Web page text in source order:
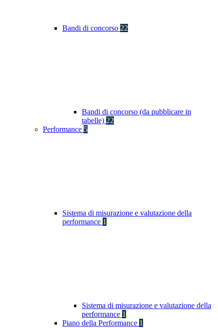
Bandi di concorso 22
Bandi di concorso (da pubblicare in
tabelle) 22
Performance 5
Sistema di misurazione e valutazione della
performance 1
Sistema di misurazione e valutazione della
performance 1
Piano della Performance 1